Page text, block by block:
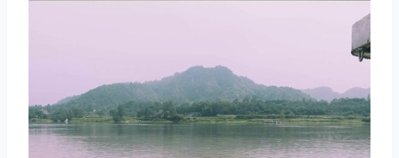
取消 搜索